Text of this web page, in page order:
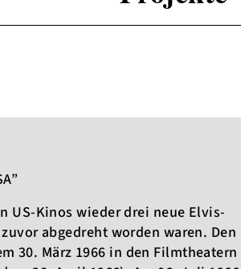
US-Kinos wieder drei neue Elvis-
abgedreht worden waren. Den
30. März 1966 in den Filmtheatern